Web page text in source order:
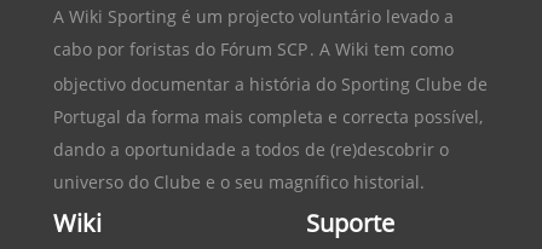
A Wiki Sporting é um projecto voluntário levado a
cabo por foristas do Fórum SCP. A Wiki tem como
objectivo documentar a história do Sporting Clube de
Portugal da forma mais completa e correcta possível,
dando a oportunidade a todos de (re)descobrir o
universo do Clube e o seu magnífico historial.
Wiki Suporte